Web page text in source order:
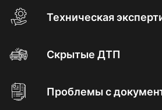
Техническая
Скрытые ДТП
Проблемы с